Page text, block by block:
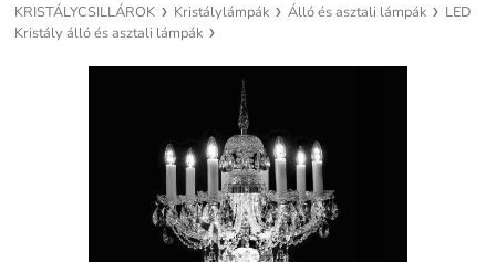
KRISTÁLYCSILLÁROK Kristálylámpák Álló és asztali lámpák
LED
Kristály álló és asztali lámpák